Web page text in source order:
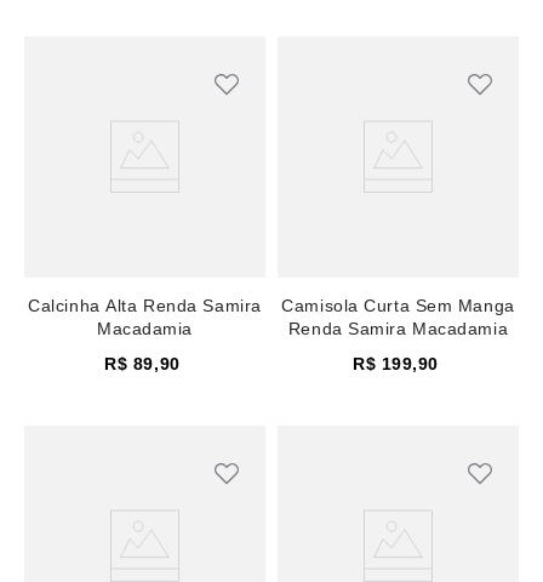
Calcinha Alta Renda Samira
Macadamia
R$ 89,90
Camisola Curta Sem Manga
Renda Samira Macadamia
R$ 199,90